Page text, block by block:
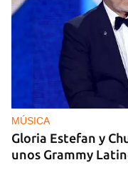
MÚSICA
Gloria Estefan y
unos Grammy